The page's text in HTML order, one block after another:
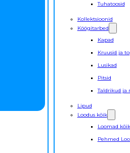
Tuhatoosid
Kollektsioonid
Köögitarbed
Kapad
Kruusid ja
Lusikad
Pitsid
Taldrikud ja
Lipud
Loodus kõik
Loomad kõik
Pehmed